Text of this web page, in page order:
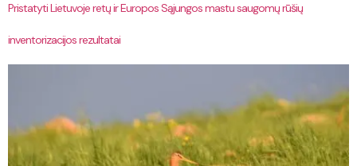
Pristatyti Lietuvoje retų ir Europos Sąjungos mastu saugomų rūšių
inventorizacijos rezultatai